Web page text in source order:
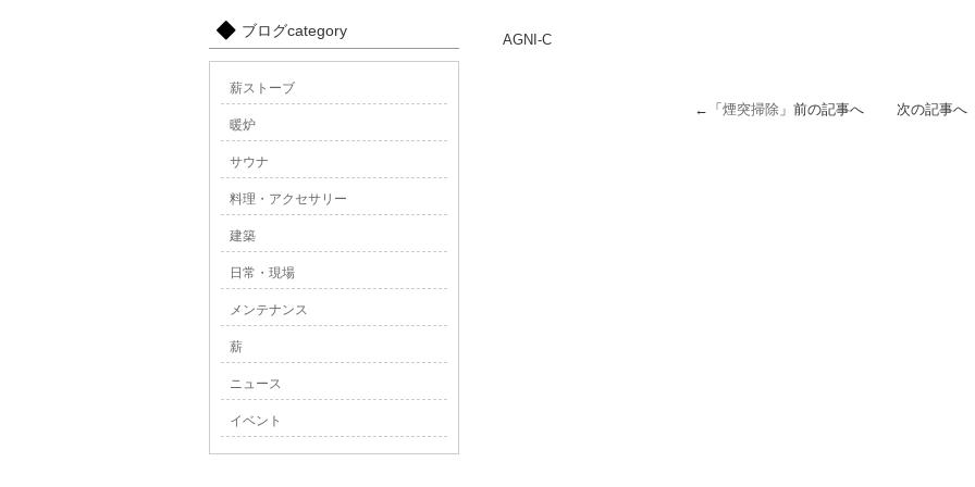
AGNI-C
←「 煙突掃除」前の記事へ 次の記事へ
ブログcategory
薪ストーブ
暖炉
サウナ
料理・アクセサリー
建築
日常・現場
メンテナンス
薪
ニュース
イベント